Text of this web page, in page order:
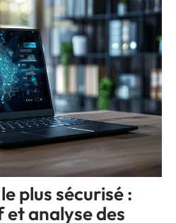
plus sécurisé :
analyse des